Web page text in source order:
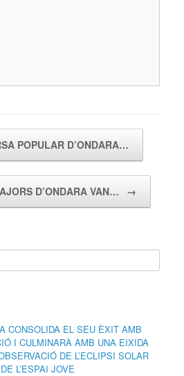
POPULAR D’ONDARA…
D’ONDARA VAN… →
CONSOLIDA EL SEU ÈXIT AMB
I CULMINARÀ AMB UNA EIXIDA
DE L’ECLIPSI SOLAR
L’ESPAI JOVE